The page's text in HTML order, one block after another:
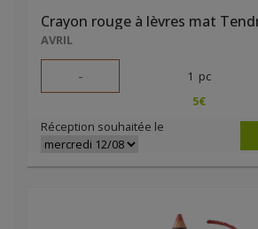
Crayon rouge à lèvres mat
AVRIL
- 1 pc
5€
Réception souhaitée le